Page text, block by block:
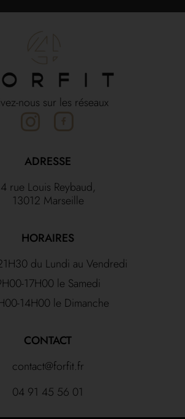
nous sur les réseaux
ADRESSE
4 rue Louis Reybaud,
13012 Marseille
HORAIRES
du Lundi au Vendredi
17H00 le Samedi
14H00 le Dimanche
CONTACT
contact@forfit.fr
04 91 45 56 01